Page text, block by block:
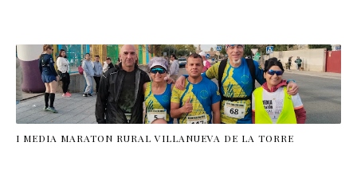
I MEDIA MARATON RURAL VILLANUEVA DE LA TORRE